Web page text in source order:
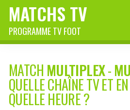
MATCHS TV
PROGRAMME TV FOOT
MATCH MULTIPLEX-
QUELLE CHAÎNE TV ET
QUELLE HEURE ?